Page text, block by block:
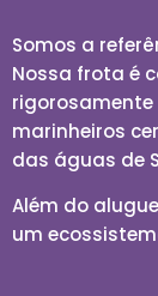
Somos a
Nossa frota é
marinheiros
das águas de
Além do
um